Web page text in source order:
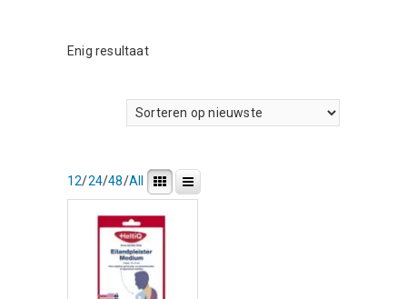
Enig resultaat
12/24/48/All